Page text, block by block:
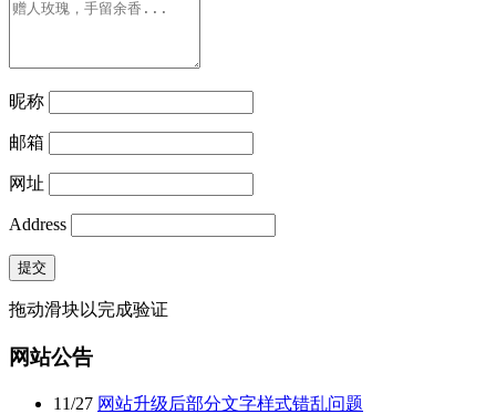
昵称
邮箱
网址
Address
提交
拖动滑块以完成验证
网站公告
11/27 网站升级后部分文字样式错乱问题